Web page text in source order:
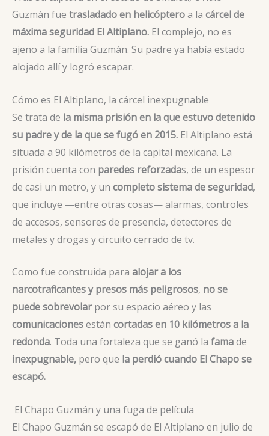
Guzmán fue trasladado en helicópteroa la cárcel de
máxima seguridad El Altiplano. El complejo, no es
ajeno a la familia Guzmán. Su padre ya había estado
alojado allí y logró escapar.
Cómo es El Altiplano, la cárcel inexpugnable
Se trata de la misma prisión en la que estuvo detenido
su padre y de la que se fugó en 2015. El Altiplano está
situada a 90 kilómetros de la capital mexicana. La
prisión cuenta con paredes reforzadas, de un espesor
de casi un metro, y un completo sistema de seguridad,
que incluye —entre otras cosas— alarmas, controles
de accesos, sensores de presencia, detectores de
metales y drogas y circuito cerrado de tv.
Como fue construida para alojar a los
narcotraficantes y presos más peligrosos, no se
puede sobrevolarpor su espacio aéreo y las
comunicacionesestán cortadas en 10 kilómetros a la
redonda. Toda una fortaleza que se ganó la famade
inexpugnable, pero que la perdió cuando El Chapo se
escapó.
El Chapo Guzmán y una fuga de película
El Chapo Guzmán se escapó de El Altiplano en julio de